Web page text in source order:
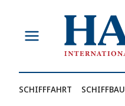
springen
SCHIFFFAHRT SCHIFFBAU